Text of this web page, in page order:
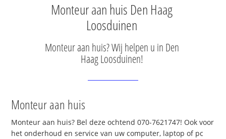
Monteur aan huis Den Haag
Loosduinen
Monteur aan huis? Wij helpen u in Den
Haag Loosduinen!
Monteur aan huis
Monteur aan huis? Bel deze ochtend 070-7621747! Ook voor
het onderhoud en service van uw computer, laptop of pc